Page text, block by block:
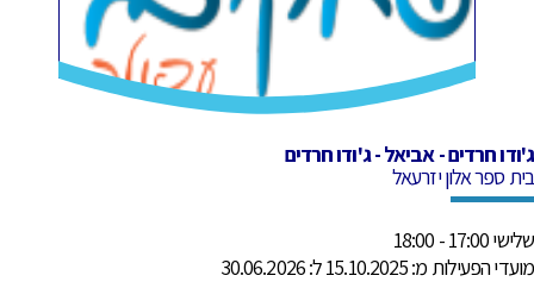
ג'ודו חרדים - אביאל - ג'ודו חרדים
בית ספר אלון יזרעאל
שלישי 17:00 - 18:00
מועדי הפעילות מ: 15.10.2025 ל: 30.06.2026